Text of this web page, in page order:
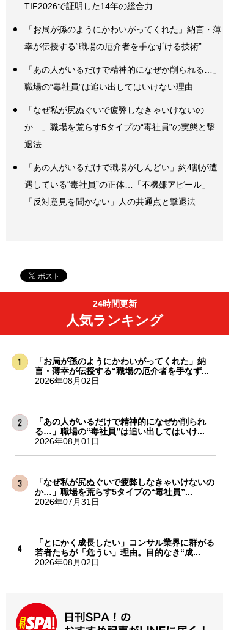
TIF2026で証明した14年の総合力
「お局が孫のようにかわいがってくれた」納言・薄
幸が伝授する“職場の厄介者を手なずける技術”
「あの人がいるだけで精神的になぜか削られる…」
職場の“毒社員”は追い出してはいけない理由
「なぜ私が尻ぬぐいで疲弊しなきゃいけないの
か…」職場を荒らす5タイプの“毒社員”の実態と撃
退法
「あの人がいるだけで職場がしんどい」約4割が遭
遇している“毒社員”の正体…「不機嫌アピール」
「反対意見を聞かない」人の共通点と撃退法
24時間更新
人気ランキング
「お局が孫のようにかわいがってくれた」納
言・薄幸が伝授する“職場の厄介者を手なず...
2026年08月02日
「あの人がいるだけで精神的になぜか削られ
る…」職場の“毒社員”は追い出してはいけ...
2026年08月01日
「なぜ私が尻ぬぐいで疲弊しなきゃいけないの
か…」職場を荒らす5タイプの“毒社員”...
2026年07月31日
「とにかく成長したい」コンサル業界に群がる
若者たちが「危うい」理由。目的なき“成...
2026年08月02日